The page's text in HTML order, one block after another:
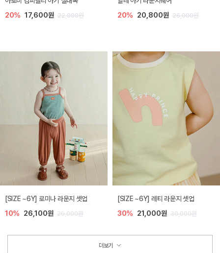
20% 17,600원 22,000원 20% 20,800원 26,000원
[SIZE ~6Y] 로미나 라운지 셋업
10% 26,100원 29,000원
[SIZE ~6Y] 레티 라운지 셋업
30% 21,000원 30,000원
더보기